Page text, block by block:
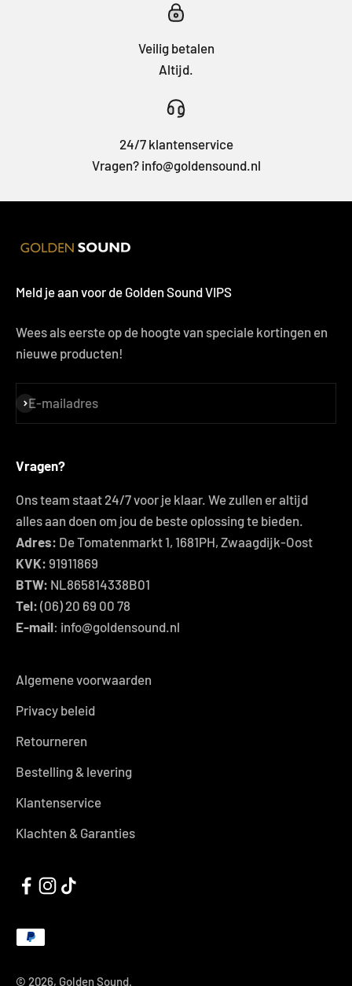
Veilig betalen
Altijd.
24/7 klantenservice
Vragen? info@goldensound.nl
Meld je aan voor de Golden Sound VIPS
Wees als eerste op de hoogte van speciale kortingen en
nieuwe producten!
E-mailadres
Abonneren
Vragen?
Ons team staat 24/7 voor je klaar. We zullen er altijd
alles aan doen om jou de beste oplossing te bieden.
Adres: De Tomatenmarkt 1, 1681PH, Zwaagdijk-Oost
KVK: 91911869
BTW: NL865814338B01
Tel: (06) 20 69 00 78
E-mail: info@goldensound.nl
Algemene voorwaarden
Privacy beleid
Retourneren
Bestelling & levering
Klantenservice
Klachten & Garanties
© 2026, Golden Sound.